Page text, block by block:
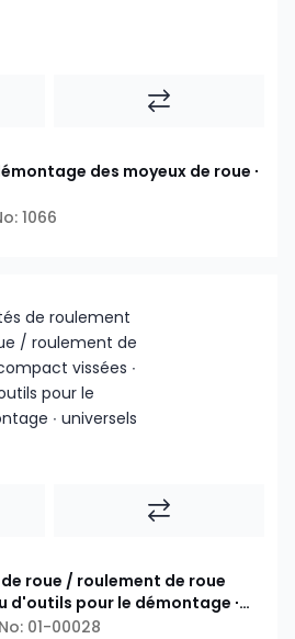
des moyeux de roue ∙
1066
roue / roulement de roue
d'outils pour le démontage ∙
01-00028